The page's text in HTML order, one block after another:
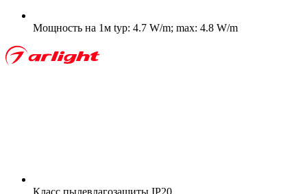
Мощность на 1м typ: 4.7 W/m; max: 4.8 W/m
Класс пылевлагозащиты IP20